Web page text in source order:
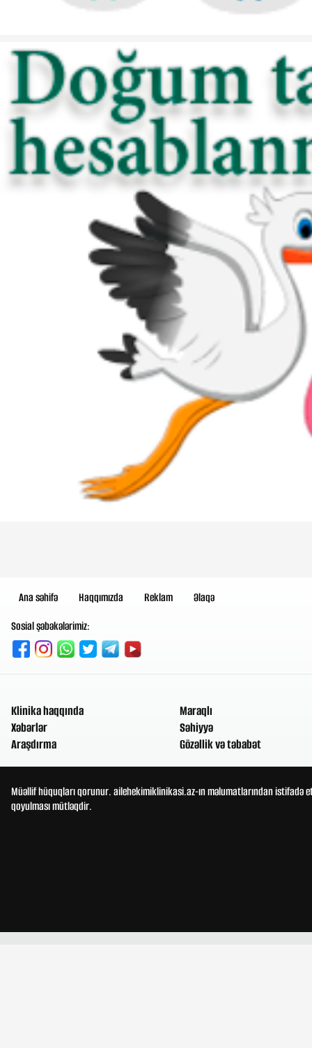
Ana səhifə Haqqımızda Reklam
Əlaqə
Sosial şəbəkələrimiz:
Klinika haqqında
Xəbərlər
Araşdırma
Maraqlı
Səhiyyə
Gözəllik və təbabət
Müəllif hüquqları qorunur. ailehekimiklinikasi.az-ın məlumatlarından
qoyulması mütləqdir.